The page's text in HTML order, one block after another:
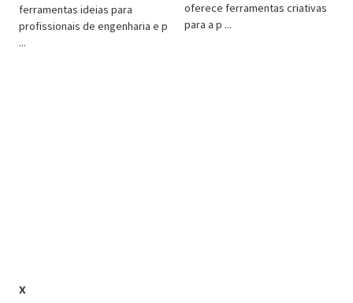
ferramentas ideias para
profissionais de engenharia e p
...
oferece ferramentas criativas
para a p ...
x